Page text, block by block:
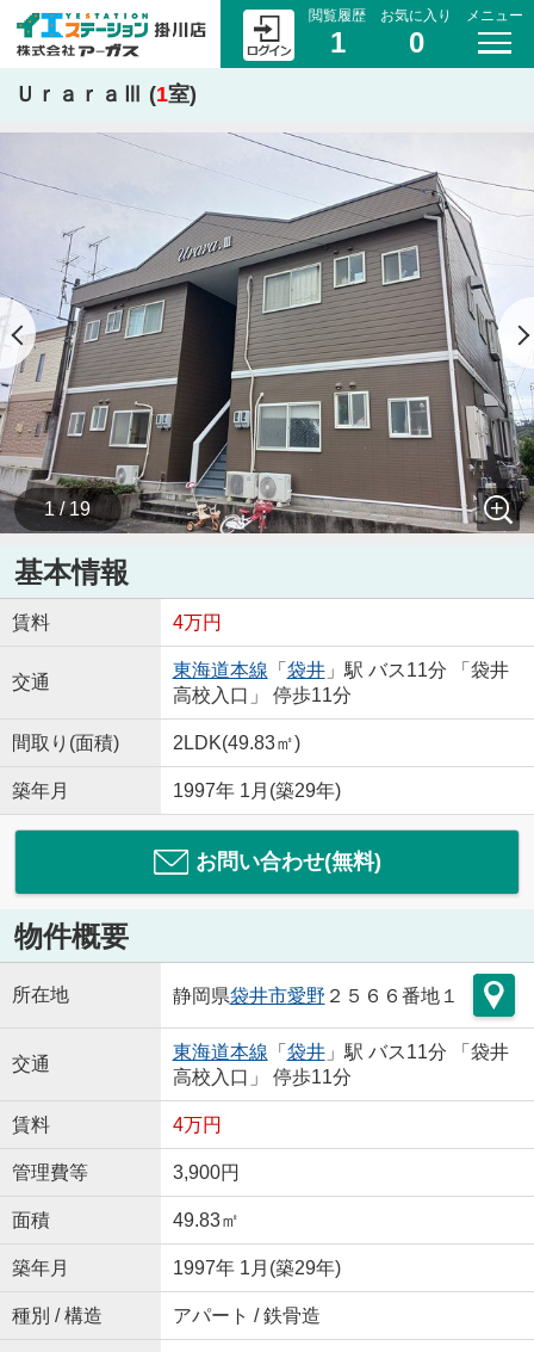
閲覧履歴
1
お気に入り
0
メニュー
ＵｒａｒａⅢ (1室)
1 / 19
基本情報
賃料 4万円
交通
東海道本線 「 袋井」駅 バス11分 「袋井
高校入口」 停歩11分
間取り(面積) 2LDK(49.83㎡)
築年月 1997年 1月(築29年)
お問い合わせ(無料)
物件概要
所在地 静岡県袋井市愛野 ２５６６番地１
交通
東海道本線 「 袋井」駅 バス11分 「袋井
高校入口」 停歩11分
賃料 4万円
管理費等 3,900円
面積 49.83㎡
築年月 1997年 1月(築29年)
種別 / 構造 アパート / 鉄骨造